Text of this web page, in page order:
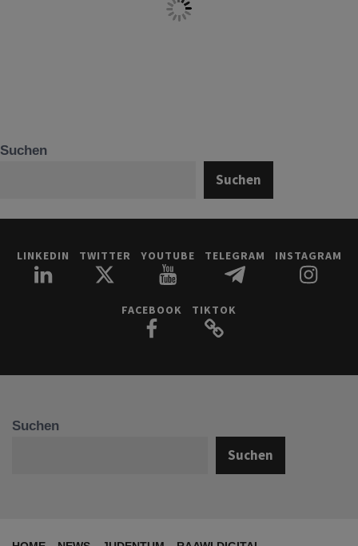
Suchen
Suchen
LINKEDIN TWITTER YOUTUBE TELEGRAM INSTAGRAM
FACEBOOK TIKTOK
Suchen
Suchen